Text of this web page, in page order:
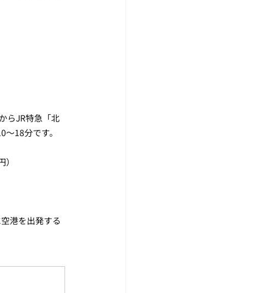
らJR特急「北
18分です。
港を出発する